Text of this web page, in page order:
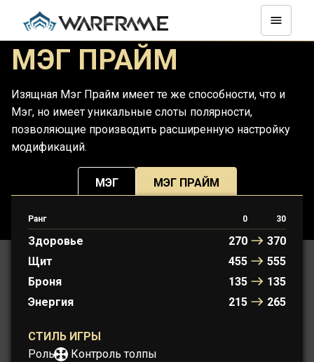
МЭГ ПРАЙМ
Изящная Мэг Прайм имеет те же способности, что и
Мэг, но имеет уникальные слоты полярности,
позволяющие производить расширенную настройку
модификаций.
МЭГ МЭГ ПРАЙМ
ПРОТОФРЕЙМ: АОИ
Ранг 0 30
Здоровье 270
370
Щит
455
555
Броня
135
135
Энергия
215 265
СТИЛЬ ИГРЫ
Роль:
Контроль толпы